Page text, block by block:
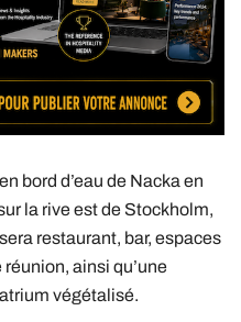
bord d’eau de Nacka en
la rive est de Stockholm,
restaurant, bar, espaces
réunion, ainsi qu’une
végétalisé.